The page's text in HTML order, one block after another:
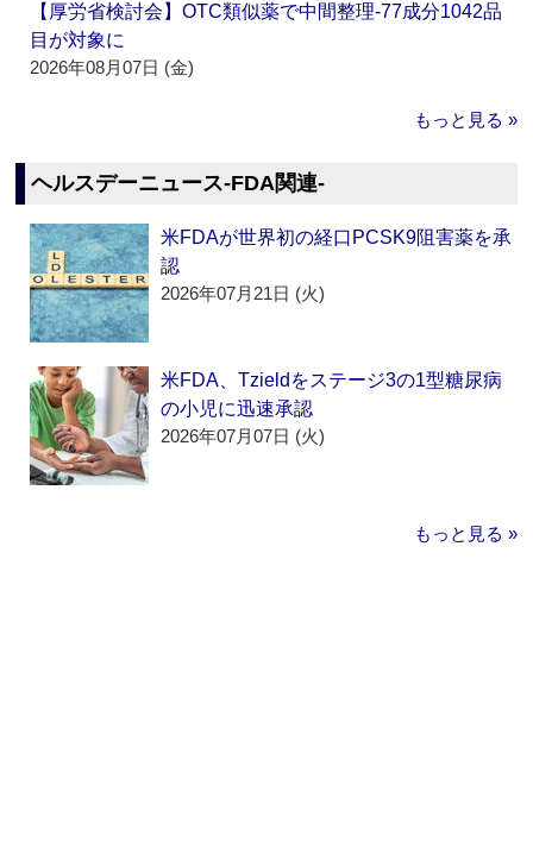
【厚労省検討会】OTC類似薬で中間整理‐77成分1042品
目が対象に
2026年08月07日 (金)
もっと見る »
ヘルスデーニュース‐FDA関連‐
米FDAが世界初の経口PCSK9阻害薬を承
認
2026年07月21日 (火)
米FDA、Tzieldをステージ3の1型糖尿病
の小児に迅速承認
2026年07月07日 (火)
もっと見る »